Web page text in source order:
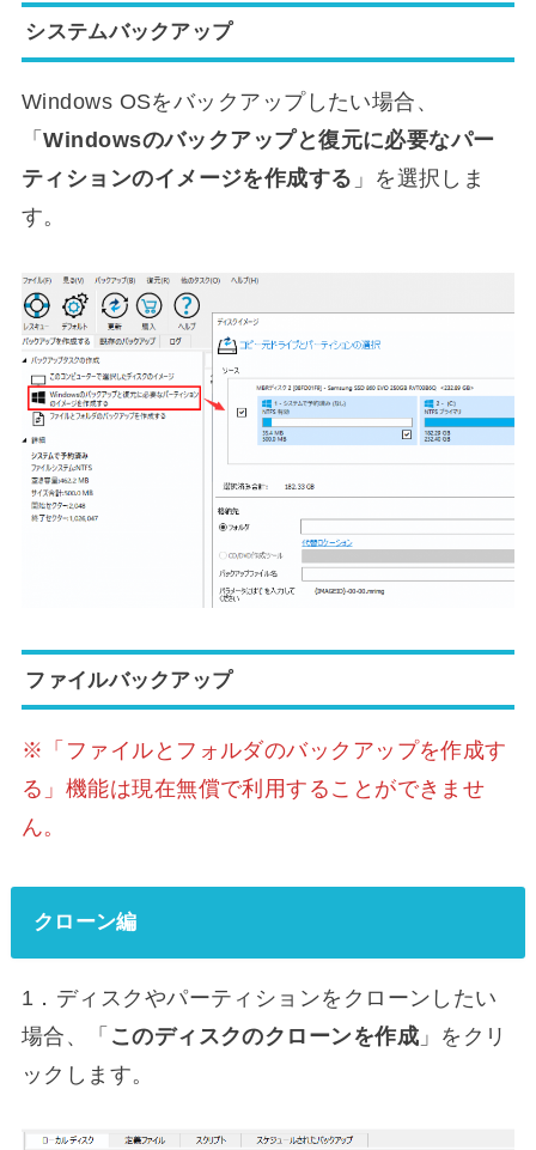
システムバックアップ
Windows OSをバックアップしたい場合、
「Windowsのバックアップと復元に必要なパー
ティションのイメージを作成する 」を選択しま
す。
ファイルバックアップ
※「ファイルとフォルダのバックアップを作成す
る」機能は現在無償で利用することができませ
ん。
クローン編
1．ディスクやパーティションをクローンしたい
場合、「 このディスクのクローンを作成 」をクリ
ックします。